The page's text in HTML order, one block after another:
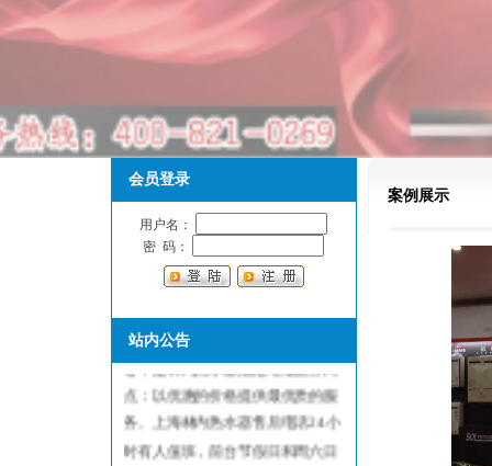
会员登录
用户名：
密 码：
站内公告
上海林内热水器售后维修服务中
心，是林内热水器指定维修服务网
点：以优惠的价格提供最优质的服
务。上海林内热水器售后电话24小
时有人值班，前台节假日和周六日
案例展示